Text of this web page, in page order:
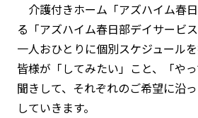
介護付きホーム「アズハイム春
る「アズハイム春日部デイサービ
一人おひとりに個別スケジュール
皆様が「してみたい」こと、「や
聞きして、それぞれのご希望に沿
していきます。